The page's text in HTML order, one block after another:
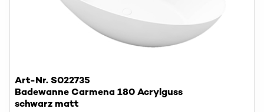
Art-Nr. S022735
Badewanne Carmena 180 Acrylguss
schwarz matt